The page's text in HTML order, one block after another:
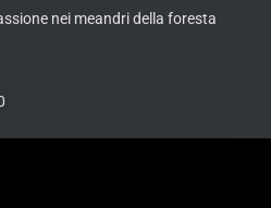
nei meandri della foresta